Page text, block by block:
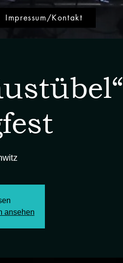
Impressum/Kontakt
ansehen